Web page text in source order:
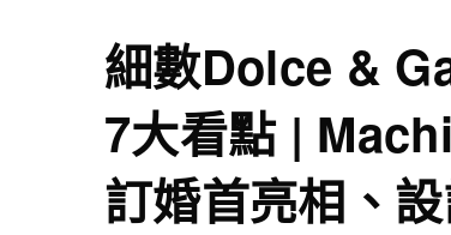
細數Dolce &
7大看點 |
訂婚首亮相、